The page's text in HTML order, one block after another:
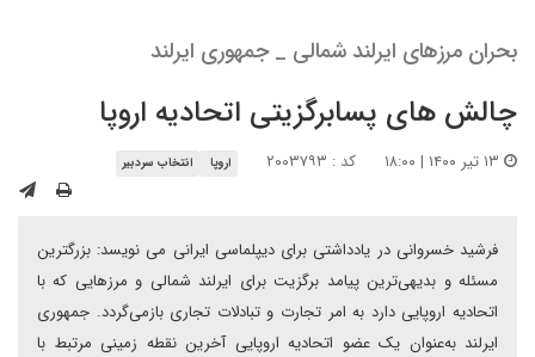
بحران مرزهای ایرلند شمالی _ جمهوری ایرلند
چالش های پسابرگزیتی اتحادیه اروپا
کد : ۲۰۰۳۷۹۳ اروپا انتخاب سردبیر
فرشید خسروانی در یادداشتی برای دیپلماسی ایرانی می نویسد: بزرگترین
مسئله و بدیهی‌ترین پیامد برگزیت برای ایرلند شمالی و مرزهایی که با
اتحادیه اروپایی دارد به امر تجارت و تبادلات تجاری بازمی‌گردد. جمهوری
ایرلند به‌عنوان یک عضو اتحادیه اروپایی آخرین نقطه زمینی مرتبط با